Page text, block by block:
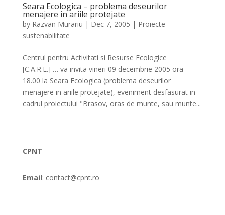
Seara Ecologica – problema deseurilor
menajere in ariile protejate
by Razvan Murariu | Dec 7, 2005 | Proiecte
sustenabilitate
Centrul pentru Activitati si Resurse Ecologice
[C.A.R.E.] … va invita vineri 09 decembrie 2005 ora
18.00 la Seara Ecologica (problema deseurilor
menajere in ariile protejate), eveniment desfasurat in
cadrul proiectului "Brasov, oras de munte, sau munte...
CPNT
Email: contact@cpnt.ro